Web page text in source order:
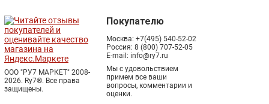
ООО "РУ7 МАРКЕТ" 2008-
2026. Ry7®. Все права
защищены.
Покупателю
Москва: +7(495) 540-52-02
Россия: 8 (800) 707-52-05
E-mail: info@ry7.ru
Мы с удовольствием
примем все ваши
вопросы, комментарии и
оценки.